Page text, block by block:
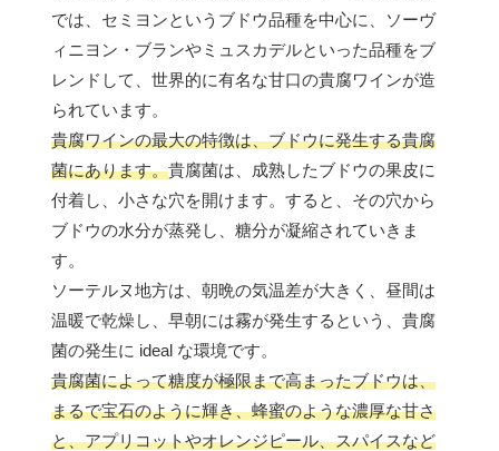
では、セミヨンというブドウ品種を中心に、ソーヴ
ィニヨン・ブランやミュスカデルといった品種をブ
レンドして、世界的に有名な甘口の貴腐ワインが造
られています。
貴腐ワインの最大の特徴は、ブドウに発生する貴腐
菌にあります。貴腐菌は、成熟したブドウの果皮に
付着し、小さな穴を開けます。すると、その穴から
ブドウの水分が蒸発し、糖分が凝縮されていきま
す。
ソーテルヌ地方は、朝晩の気温差が大きく、昼間は
温暖で乾燥し、早朝には霧が発生するという、貴腐
菌の発生に ideal な環境です。
貴腐菌によって糖度が極限まで高まったブドウは、
まるで宝石のように輝き、蜂蜜のような濃厚な甘さ
と、アプリコットやオレンジピール、スパイスなど